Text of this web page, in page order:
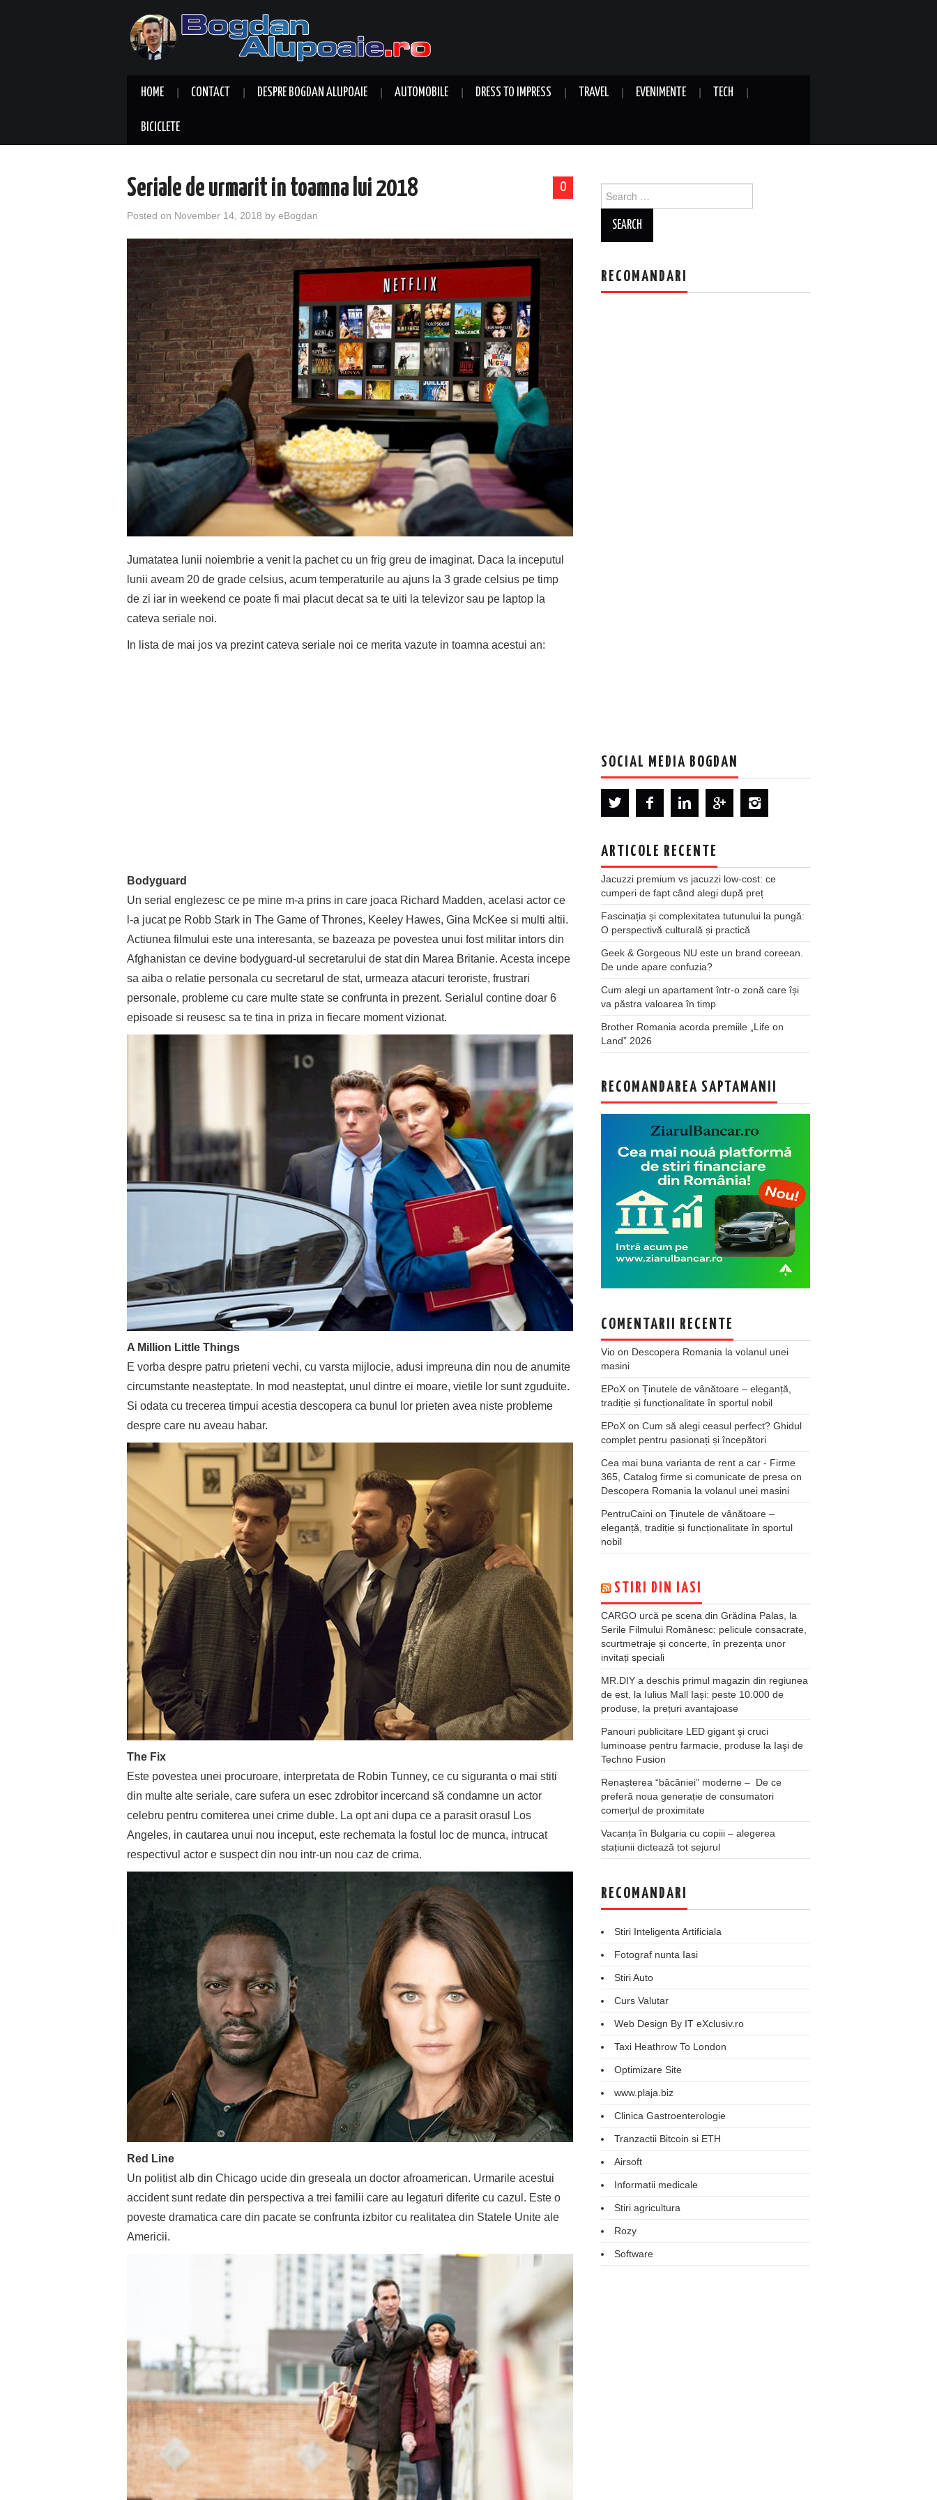
HOME CONTACT DESPRE BOGDAN ALUPOAIE AUTOMOBILE DRESS TO IMPRESS TRAVEL EVENIMENTE TECH
BICICLETE
0
Seriale de urmarit in toamna lui 2018
Posted on November 14, 2018 by eBogdan
Jumatatea lunii noiembrie a venit la pachet cu un frig greu de imaginat. Daca la inceputul
lunii aveam 20 de grade celsius, acum temperaturile au ajuns la 3 grade celsius pe timp
de zi iar in weekend ce poate fi mai placut decat sa te uiti la televizor sau pe laptop la
cateva seriale noi.
In lista de mai jos va prezint cateva seriale noi ce merita vazute in toamna acestui an:
Bodyguard
Un serial englezesc ce pe mine m-a prins in care joaca Richard Madden, acelasi actor ce
l-a jucat pe Robb Stark in The Game of Thrones, Keeley Hawes, Gina McKee si multi altii.
Actiunea filmului este una interesanta, se bazeaza pe povestea unui fost militar intors din
Afghanistan ce devine bodyguard-ul secretarului de stat din Marea Britanie. Acesta incepe
sa aiba o relatie personala cu secretarul de stat, urmeaza atacuri teroriste, frustrari
personale, probleme cu care multe state se confrunta in prezent. Serialul contine doar 6
episoade si reusesc sa te tina in priza in fiecare moment vizionat.
A Million Little Things
E vorba despre patru prieteni vechi, cu varsta mijlocie, adusi impreuna din nou de anumite
circumstante neasteptate. In mod neasteptat, unul dintre ei moare, vietile lor sunt zguduite.
Si odata cu trecerea timpui acestia descopera ca bunul lor prieten avea niste probleme
despre care nu aveau habar.
The Fix
Este povestea unei procuroare, interpretata de Robin Tunney, ce cu siguranta o mai stiti
din multe alte seriale, care sufera un esec zdrobitor incercand să condamne un actor
celebru pentru comiterea unei crime duble. La opt ani dupa ce a parasit orasul Los
Angeles, in cautarea unui nou inceput, este rechemata la fostul loc de munca, intrucat
respectivul actor e suspect din nou intr-un nou caz de crima.
Red Line
Un politist alb din Chicago ucide din greseala un doctor afroamerican. Urmarile acestui
accident sunt redate din perspectiva a trei familii care au legaturi diferite cu cazul. Este o
poveste dramatica care din pacate se confrunta izbitor cu realitatea din Statele Unite ale
Americii.
for:
RECOMANDARI
SOCIAL MEDIA BOGDAN
ARTICOLE RECENTE
Jacuzzi premium vs jacuzzi low-cost: ce
cumperi de fapt când alegi după preț
Fascinația și complexitatea tutunului la pungă:
O perspectivă culturală și practică
Geek & Gorgeous NU este un brand coreean.
De unde apare confuzia?
Cum alegi un apartament într-o zonă care își
va păstra valoarea în timp
Brother Romania acorda premiile „Life on
Land” 2026
RECOMANDAREA SAPTAMANII
COMENTARII RECENTE
Vio on Descopera Romania la volanul unei
masini
EPoX on Ținutele de vânătoare – eleganță,
tradiție și funcționalitate în sportul nobil
EPoX on Cum să alegi ceasul perfect? Ghidul
complet pentru pasionați și începători
Cea mai buna varianta de rent a car - Firme
365, Catalog firme si comunicate de presa on
Descopera Romania la volanul unei masini
PentruCaini on Ținutele de vânătoare –
eleganță, tradiție și funcționalitate în sportul
nobil
STIRI DIN IASI
CARGO urcă pe scena din Grădina Palas, la
Serile Filmului Românesc: pelicule consacrate,
scurtmetraje și concerte, în prezența unor
invitați speciali
MR.DIY a deschis primul magazin din regiunea
de est, la Iulius Mall Iași: peste 10.000 de
produse, la prețuri avantajoase
Panouri publicitare LED gigant şi cruci
luminoase pentru farmacie, produse la Iaşi de
Techno Fusion
Renașterea “băcăniei” moderne – De ce
preferă noua generație de consumatori
comerțul de proximitate
Vacanța în Bulgaria cu copiii – alegerea
stațiunii dictează tot sejurul
RECOMANDARI
Stiri Inteligenta Artificiala
Fotograf nunta Iasi
Stiri Auto
Curs Valutar
Web Design By IT eXclusiv.ro
Taxi Heathrow To London
Optimizare Site
www.plaja.biz
Clinica Gastroenterologie
Tranzactii Bitcoin si ETH
Airsoft
Informatii medicale
Stiri agricultura
Rozy
Software